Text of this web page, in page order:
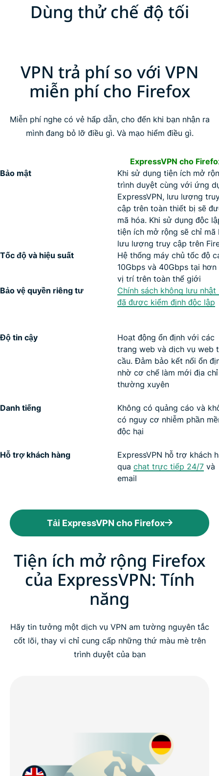
Dùng thử chế độ tối
VPN trả phí so với VPN
miễn phí cho Firefox
Miễn phí nghe có vẻ hấp dẫn, cho đến khi bạn nhận ra
mình đang bỏ lỡ điều gì. Và mạo hiểm điều gì.
ExpressVPN cho
Bảo mật
Khi sử dụng tiện ích mở
trình duyệt cùng với ứng
ExpressVPN, lưu lượng
cập trên toàn thiết bị sẽ
mã hóa. Khi sử dụng độc
tiện ích mở rộng sẽ chỉ mã
lưu lượng truy cập trên
Tốc độ và hiệu suất
Hệ thống máy chủ tốc độ
10Gbps và 40Gbps tại hơn
vị trí trên toàn thế giới
Bảo vệ quyền riêng tư
Chính sách không lưu nhật
đã được kiểm định độc lập
Độ tin cậy
Hoạt động ổn định với các
trang web và dịch vụ web
cầu. Đảm bảo kết nối ổn
nhờ cơ chế làm mới địa chỉ
thường xuyên
Danh tiếng
Không có quảng cáo và
có nguy cơ nhiễm phần
độc hại
Hỗ trợ khách hàng
ExpressVPN hỗ trợ khách
qua chat trực tiếp 24/7 và
email
Tải ExpressVPN cho Firefox
Tiện ích mở rộng Firefox
của ExpressVPN: Tính
năng
Hãy tin tưởng một dịch vụ VPN am tường nguyên tắc
cốt lõi, thay vi chỉ cung cấp những thứ màu mè trên
trình duyệt của bạn